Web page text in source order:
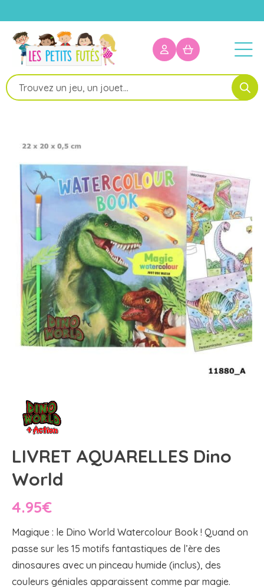
Recherche
de
produits
LIVRET AQUARELLES Dino
World
4.95€
Magique : le Dino World Watercolour Book ! Quand on
passe sur les 15 motifs fantastiques de l’ère des
dinosaures avec un pinceau humide (inclus), des
couleurs géniales apparaissent comme par magie.